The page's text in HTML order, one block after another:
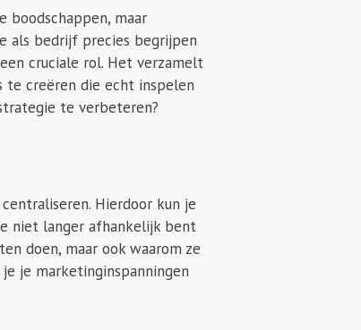
boodschappen, maar
als bedrijf precies begrijpen
cruciale rol. Het verzamelt
creëren die echt inspelen
te verbeteren?
Hierdoor kun je
niet langer afhankelijk bent
doen, maar ook waarom ze
je marketinginspanningen